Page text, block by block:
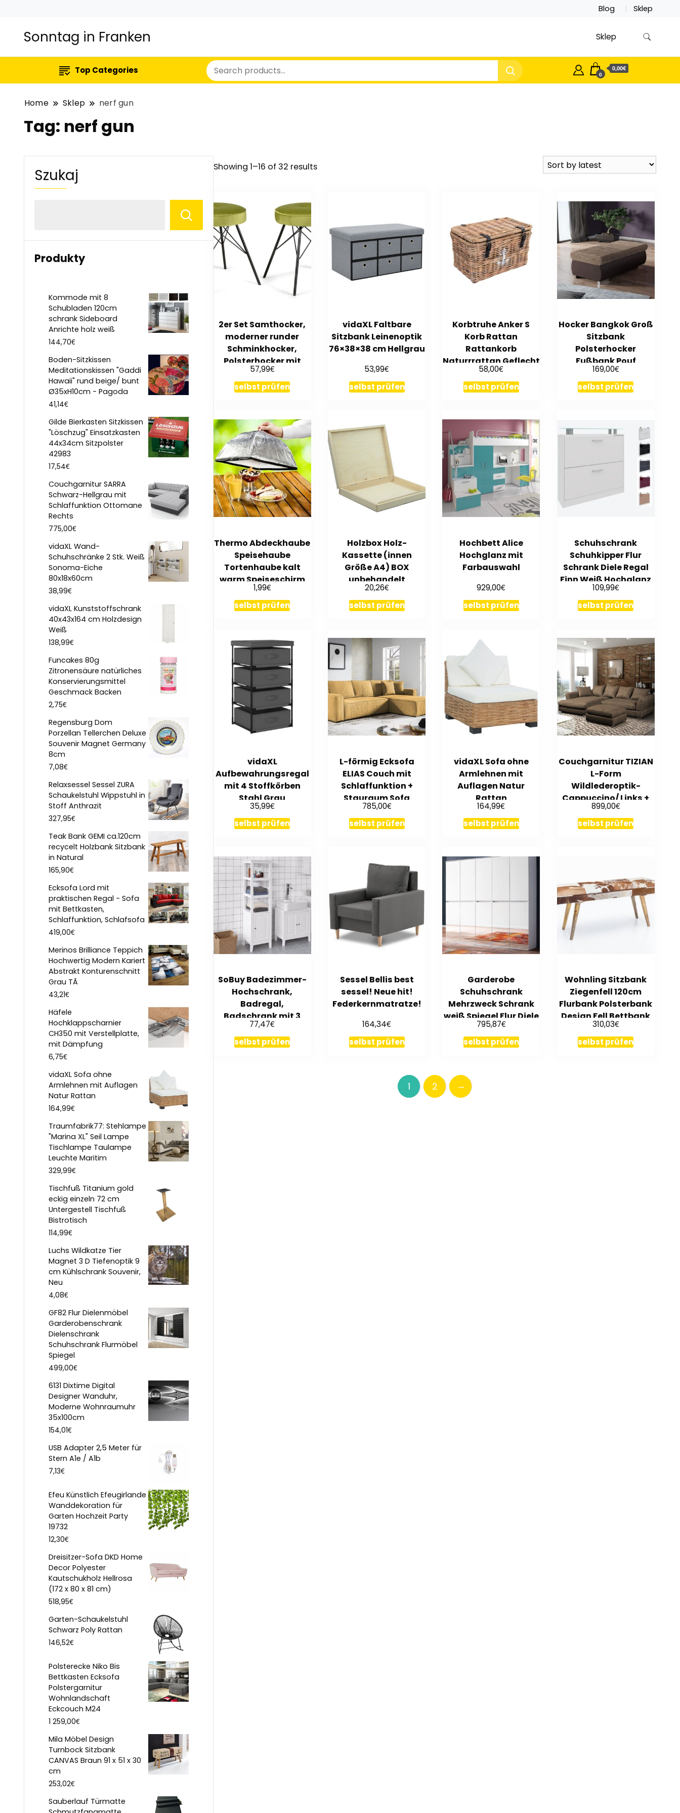
Blog Sklep
Sonntag in Franken Sklep
Top Categories 0
0,00€
Home Sklep nerf gun
Tag: nerf gun
Showing 1–16 of 32 results
2er Set Samthocker,
moderner runder
Schminkhocker,
Polsterhocker mit
Metallbeinen
57,99€
selbst prüfen
vidaXL Faltbare
Sitzbank Leinenoptik
76×38×38 cm Hellgrau
53,99€
selbst prüfen
Korbtruhe Anker S
Korb Rattan
Rattankorb
Naturrrattan Geflecht
Truhe
58,00€
selbst prüfen
Hocker Bangkok Groß
Sitzbank
Polsterhocker
Fußbank Pouf
Wohnzimmer
Polstergarnitur
169,00€
selbst prüfen
Thermo Abdeckhaube
Speisehaube
Tortenhaube kalt
warm Speiseschirm
Thermohaube
1,99€
selbst prüfen
Holzbox Holz-
Kassette (innen
Größe A4) BOX
unbehandelt
20,26€
selbst prüfen
Hochbett Alice
Hochglanz mit
Farbauswahl
929,00€
selbst prüfen
Schuhschrank
Schuhkipper Flur
Schrank Diele Regal
Finn Weiß Hochglanz
Matt
109,99€
selbst prüfen
vidaXL
Aufbewahrungsregal
mit 4 Stoffkörben
Stahl Grau
35,99€
selbst prüfen
L-förmig Ecksofa
ELIAS Couch mit
Schlaffunktion +
Stauraum Sofa
290cm Wohnzimmer
785,00€
selbst prüfen
vidaXL Sofa ohne
Armlehnen mit
Auflagen Natur
Rattan
164,99€
selbst prüfen
Couchgarnitur TIZIAN
L-Form
Wildlederoptik-
Cappuccino/ Links +
Hocker
899,00€
selbst prüfen
SoBuy Badezimmer-
Hochschrank,
Badregal,
Badschrank mit 3
Fächern und Tür,
FRG205-W
77,47€
selbst prüfen
Sessel Bellis best
sessel! Neue hit!
Federkernmatratze!
164,34€
selbst prüfen
Garderobe
Schuhschrank
Mehrzweck Schrank
weiß Spiegel Flur Diele
185 cm Mirror
795,87€
selbst prüfen
Wohnling Sitzbank
Ziegenfell 120cm
Flurbank Polsterbank
Design Fell Bettbank
310,03€
selbst prüfen
1 2 →
Szukaj
Produkty
Kommode mit 8
Schubladen 120cm
schrank Sideboard
Anrichte holz weiß
144,70€
Boden-Sitzkissen
Meditationskissen "Gaddi
Hawaii" rund beige/ bunt
Ø35xH10cm - Pagoda
41,14€
Gilde Bierkasten Sitzkissen
"Löschzug" Einsatzkasten
44x34cm Sitzpolster
42983
17,54€
Couchgarnitur SARRA
Schwarz-Hellgrau mit
Schlaffunktion Ottomane
Rechts
775,00€
vidaXL Wand-
Schuhschränke 2 Stk. Weiß
Sonoma-Eiche
80x18x60cm
38,99€
vidaXL Kunststoffschrank
40x43x164 cm Holzdesign
Weiß
138,99€
Funcakes 80g
Zitronensäure natürliches
Konservierungsmittel
Geschmack Backen
2,75€
Regensburg Dom
Porzellan Tellerchen Deluxe
Souvenir Magnet Germany
8cm
7,08€
Relaxsessel Sessel ZURA
Schaukelstuhl Wippstuhl in
Stoff Anthrazit
327,95€
Teak Bank GEMI ca.120cm
recycelt Holzbank Sitzbank
in Natural
165,90€
Ecksofa Lord mit
praktischen Regal - Sofa
mit Bettkasten,
Schlaffunktion, Schlafsofa
419,00€
Merinos Brilliance Teppich
Hochwertig Modern Kariert
Abstrakt Konturenschnitt
Grau TÃ
43,21€
Häfele
Hochklappscharnier
CH350 mit Verstellplatte,
mit Dämpfung
6,75€
vidaXL Sofa ohne
Armlehnen mit Auflagen
Natur Rattan
164,99€
Traumfabrik77: Stehlampe
"Marina XL" Seil Lampe
Tischlampe Taulampe
Leuchte Maritim
329,99€
Tischfuß Titanium gold
eckig einzeln 72 cm
Untergestell Tischfuß
Bistrotisch
114,99€
Luchs Wildkatze Tier
Magnet 3 D Tiefenoptik 9
cm Kühlschrank Souvenir,
Neu
4,08€
GF82 Flur Dielenmöbel
Garderobenschrank
Dielenschrank
Schuhschrank Flurmöbel
Spiegel
499,00€
6131 Dixtime Digital
Designer Wanduhr,
Moderne Wohnraumuhr
35x100cm
154,01€
USB Adapter 2,5 Meter für
Stern A1e / A1b
7,13€
Efeu Künstlich Efeugirlande
Wanddekoration für
Garten Hochzeit Party
19732
12,30€
Dreisitzer-Sofa DKD Home
Decor Polyester
Kautschukholz Hellrosa
(172 x 80 x 81 cm)
518,95€
Garten-Schaukelstuhl
Schwarz Poly Rattan
146,52€
Polsterecke Niko Bis
Bettkasten Ecksofa
Polstergarnitur
Wohnlandschaft
Eckcouch M24
1 259,00€
Mila Möbel Design
Turnbock Sitzbank
CANVAS Braun 91 x 51 x 30
cm
253,02€
Sauberlauf Türmatte